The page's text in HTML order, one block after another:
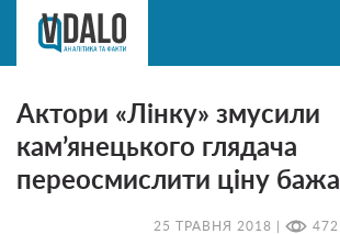
25 ТРАВНЯ 2018 | 472
Актори «Лінку» змусили
кам’янецького глядача
переосмислити ціну